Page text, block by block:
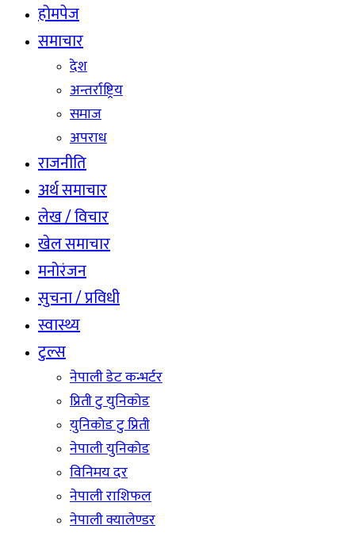
होमपेज
समाचार
देश
अन्तर्राष्ट्रिय
समाज
अपराध
राजनीति
अर्थ समाचार
लेख / विचार
खेल समाचार
मनोरंजन
सुचना / प्रविधी
स्वास्थ्य
टुल्स
नेपाली डेट कन्भर्टर
प्रिती टु युनिकोड
युनिकोड टु प्रिती
नेपाली युनिकोड
विनिमय दर
नेपाली राशिफल
नेपाली क्यालेण्डर